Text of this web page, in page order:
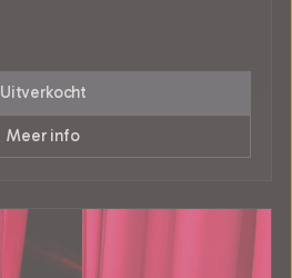
Uitverkocht
Meer info